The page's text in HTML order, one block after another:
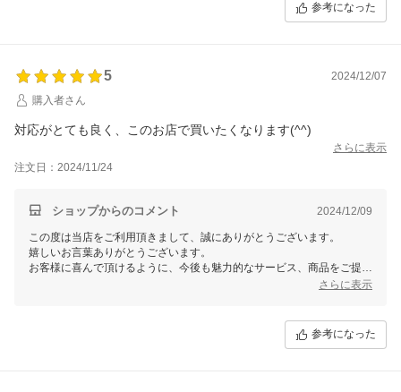
参考になった
5
2024/12/07
購入者さん
対応がとても良く、このお店で買いたくなります(^^)
さらに表示
注文日：2024/11/24
ショップからのコメント 2024/12/09
この度は当店をご利用頂きまして、誠にありがとうございます。
嬉しいお言葉ありがとうございます。
お客様に喜んで頂けるように、今後も魅力的なサービス、商品をご提案
さらに表示
参考になった